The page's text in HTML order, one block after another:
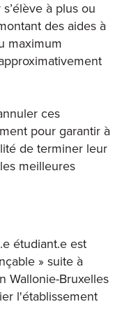
à plus ou
des aides à
maximum
ces
pour garantir à
de terminer leur
meilleures
étudiant.e est
» suite à
Wallonie-Bruxelles
l'établissement